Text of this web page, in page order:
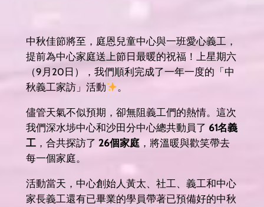
中秋佳節將至，庭恩兒童中心與一班愛心義工，
提前為中心家庭送上節日最暖的祝福！上星期六
（9月20日），我們順利完成了一年一度的「中
秋義工家訪」活動
。
儘管天氣不似預期，卻無阻義工們的熱情。這次
我們深水埗中心和沙田分中心總共動員了 61名義
工，合共探訪了 26個家庭，將溫暖與歡笑帶去
每一個家庭。
活動當天，中心創始人黃太、社工、義工和中心
家長義工還有已畢業的學員帶著已預備好的中秋